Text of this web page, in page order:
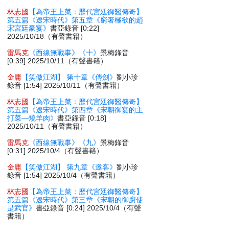
林志國
【為帝王上菜：歷代宮廷御醫傳奇】
第五篇《遼宋時代》第五章《窮奢極欲的趙
宋宮廷豪宴》書亞錄音 [0:22]
2025/10/18（有聲書籍）
雷馬克 《西線無戰事》《十》景梅錄音
[0:39] 2025/10/11（有聲書籍）
金庸 【笑傲江湖】 第十章《傳劍》劉小珍
錄音 [1:54] 2025/10/11（有聲書籍）
林志國
【為帝王上菜：歷代宮廷御醫傳奇】
第五篇《遼宋時代》第四章《宋朝御宴的主
打菜—燒羊肉》書亞錄音 [0:18]
2025/10/11（有聲書籍）
雷馬克 《西線無戰事》《九》景梅錄音
[0:31] 2025/10/4（有聲書籍）
金庸 【笑傲江湖】 第九章《邀客》劉小珍
錄音 [1:54] 2025/10/4（有聲書籍）
林志國
【為帝王上菜：歷代宮廷御醫傳奇】
第五篇《遼宋時代》第三章《宋朝的御廚使
是武官》書亞錄音 [0:24] 2025/10/4（有聲
書籍）